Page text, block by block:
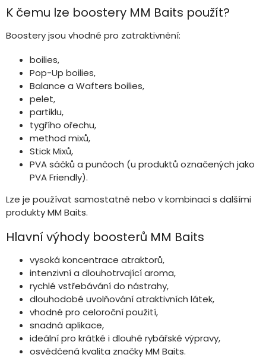
ý
p
i
s
K čemu lze boostery MM Baits použít?
Boostery jsou vhodné pro zatraktivnění:
boilies,
Pop-Up boilies,
Balance a Wafters boilies,
pelet,
partiklu,
tygřího ořechu,
method mixů,
Stick Mixů,
PVA sáčků a punčoch (u produktů označených jako
PVA Friendly).
Lze je používat samostatně nebo v kombinaci s dalšími
produkty MM Baits.
Hlavní výhody boosterů MM Baits
vysoká koncentrace atraktorů,
intenzivní a dlouhotrvající aroma,
rychlé vstřebávání do nástrahy,
dlouhodobé uvolňování atraktivních látek,
vhodné pro celoroční použití,
snadná aplikace,
ideální pro krátké i dlouhé rybářské výpravy,
osvědčená kvalita značky MM Baits.